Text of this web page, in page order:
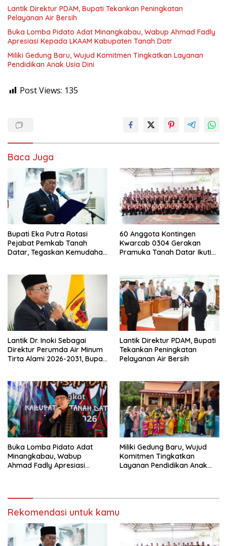
Lantik Direktur PDAM, Bupati Tekankan Peningkatan
Pelayanan Air Bersih
Buka Lomba Pidato Adat Minangkabau, Wabup Ahmad Fadly
Apresiasi Kepada LKAAM Kabupaten Tanah Datr
Miliki Gedung Baru, Wujud Komitmen Tingkatkan Layanan
Pendidikan Anak Usia Dini
Post Views: 135
Baca Juga
Bupati Eka Putra Rotasi
Pejabat Pemkab Tanah
Datar, Tegaskan Kemudahan
60 Anggota Kontingen
Kwarcab 0304 Gerakan
Pramuka Tanah Datar Ikuti
Lantik Dr. Inoki Sebagai
Direktur Perumda Air Minum
Tirta Alami 2026-2031, Bupati
Fakta Integritas Berdasarkan
Visi dan Misi
Lantik Direktur PDAM, Bupati
Tekankan Peningkatan
Pelayanan Air Bersih
Buka Lomba Pidato Adat
Minangkabau, Wabup
Ahmad Fadly Apresiasi
Miliki Gedung Baru, Wujud
Komitmen Tingkatkan
Layanan Pendidikan Anak
Rekomendasi untuk kamu